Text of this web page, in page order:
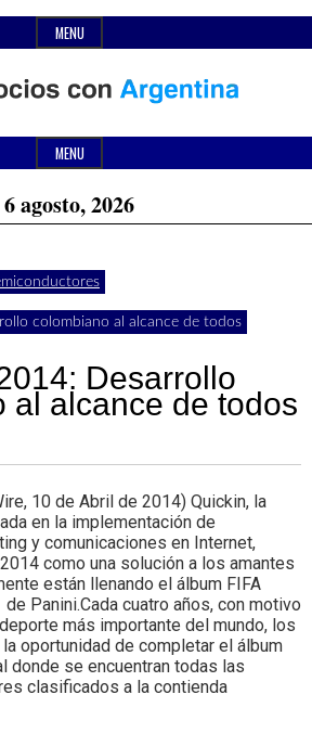
MENU
MENU
6 agosto, 2026
colombiano al alcance de todos
Desarrollo
al alcance de todos
10 de Abril de 2014) Quickin, la
en la implementación de
y comunicaciones en Internet,
como una solución a los amantes
están llenando el álbum FIFA
Panini.Cada cuatro años, con motivo
más importante del mundo, los
oportunidad de completar el álbum
donde se encuentran todas las
clasificados a la contienda